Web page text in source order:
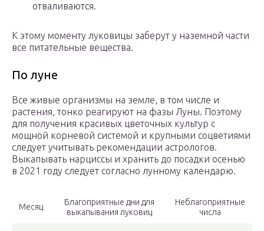
отваливаются.
К этому моменту луковицы заберут у наземной части
все питательные вещества.
По луне
Все живые организмы на земле, в том числе и
растения, тонко реагируют на фазы Луны. Поэтому
для получения красивых цветочных культур с
мощной корневой системой и крупными соцветиями
следует учитывать рекомендации астрологов.
Выкапывать нарциссы и хранить до посадки осенью
в 2021 году следует согласно лунному календарю.
Месяц
Благоприятные дни для
выкапывания луковиц
Неблагоприятные
числа